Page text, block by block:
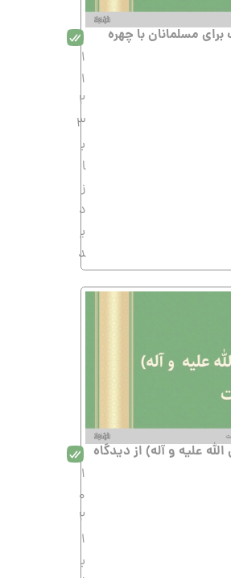
مسلمانان با چهره
1
1
2
3
ب
ا
ز
د
ی
د
علیه و آله) از دیدگاه
1
0
2
1
ب